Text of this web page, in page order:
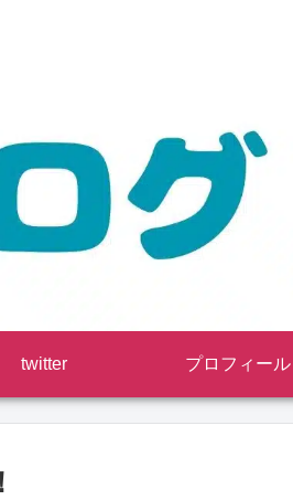
twitter プロフィール